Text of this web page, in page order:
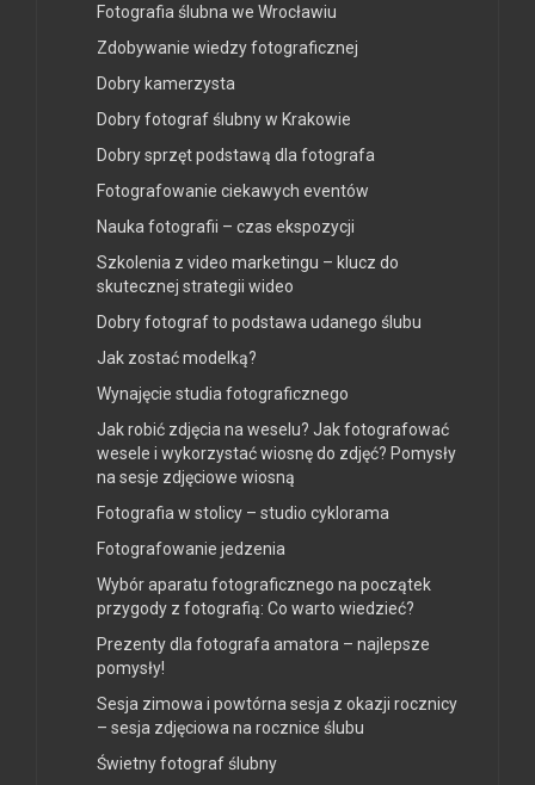
Fotografia ślubna we Wrocławiu
Zdobywanie wiedzy fotograficznej
Dobry kamerzysta
Dobry fotograf ślubny w Krakowie
Dobry sprzęt podstawą dla fotografa
Fotografowanie ciekawych eventów
Nauka fotografii – czas ekspozycji
Szkolenia z video marketingu – klucz do
skutecznej strategii wideo
Dobry fotograf to podstawa udanego ślubu
Jak zostać modelką?
Wynajęcie studia fotograficznego
Jak robić zdjęcia na weselu? Jak fotografować
wesele i wykorzystać wiosnę do zdjęć? Pomysły
na sesje zdjęciowe wiosną
Fotografia w stolicy – studio cyklorama
Fotografowanie jedzenia
Wybór aparatu fotograficznego na początek
przygody z fotografią: Co warto wiedzieć?
Prezenty dla fotografa amatora – najlepsze
pomysły!
Sesja zimowa i powtórna sesja z okazji rocznicy
– sesja zdjęciowa na rocznice ślubu
Świetny fotograf ślubny